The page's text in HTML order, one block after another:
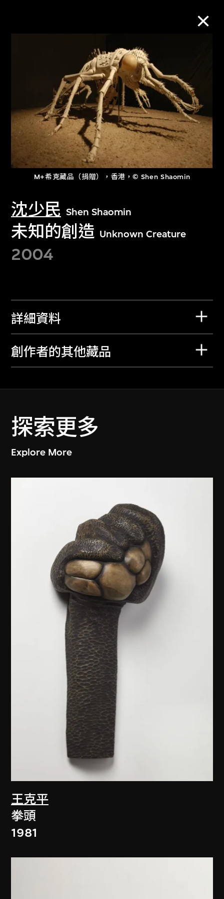
M+希克藏品（捐贈），香港，© Shen Shaomin
沈少民 Shen Shaomin
未知的創造 Unknown Creature
2004
詳細資料
創作者的其他藏品
探索更多
Explore More
王克平
拳頭
1981
M+藏品
進一步篩選 搜索
關於M+藏品
文化藏品。